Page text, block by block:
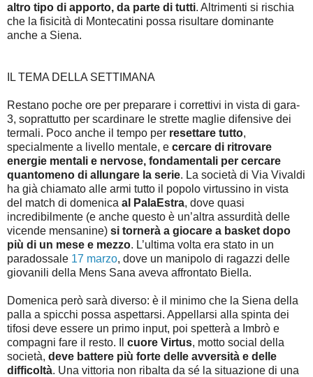
altro tipo di apporto, da parte di tutti. Altrimenti si rischia
che la fisicità di Montecatini possa risultare dominante
anche a Siena.
IL TEMA DELLA SETTIMANA
Restano poche ore per preparare i correttivi in vista di gara-
3, soprattutto per scardinare le strette maglie difensive dei
termali. Poco anche il tempo per resettare tutto,
specialmente a livello mentale, e cercare di ritrovare
energie mentali e nervose, fondamentali per cercare
quantomeno di allungare la serie. La società di Via Vivaldi
ha già chiamato alle armi tutto il popolo virtussino in vista
del match di domenica al PalaEstra, dove quasi
incredibilmente (e anche questo è un’altra assurdità delle
vicende mensanine) si tornerà a giocare a basket dopo
più di un mese e mezzo. L’ultima volta era stato in un
paradossale 17 marzo, dove un manipolo di ragazzi delle
giovanili della Mens Sana aveva affrontato Biella.
Domenica però sarà diverso: è il minimo che la Siena della
palla a spicchi possa aspettarsi. Appellarsi alla spinta dei
tifosi deve essere un primo input, poi spetterà a Imbrò e
compagni fare il resto. Il cuore Virtus, motto social della
società, deve battere più forte delle avversità e delle
difficoltà. Una vittoria non ribalta da sé la situazione di una